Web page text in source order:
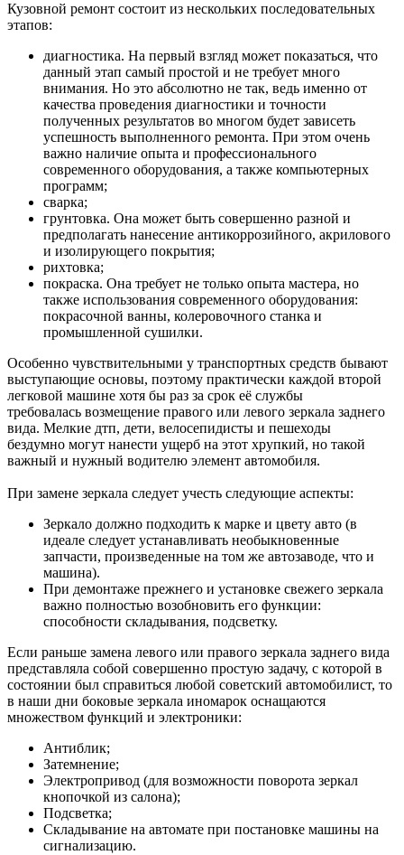
Кузовной ремонт состоит из нескольких последовательных
этапов:
диагностика. На первый взгляд может показаться, что
данный этап самый простой и не требует много
внимания. Но это абсолютно не так, ведь именно от
качества проведения диагностики и точности
полученных результатов во многом будет зависеть
успешность выполненного ремонта. При этом очень
важно наличие опыта и профессионального
современного оборудования, а также компьютерных
программ;
сварка;
грунтовка. Она может быть совершенно разной и
предполагать нанесение антикоррозийного, акрилового
и изолирующего покрытия;
рихтовка;
покраска. Она требует не только опыта мастера, но
также использования современного оборудования:
покрасочной ванны, колеровочного станка и
промышленной сушилки.
Особенно чувствительными у транспортных средств бывают
выступающие основы, поэтому практически каждой второй
легковой машине хотя бы раз за срок её службы
требовалась возмещение правого или левого зеркала заднего
вида. Мелкие дтп, дети, велосепидисты и пешеходы
бездумно могут нанести ущерб на этот хрупкий, но такой
важный и нужный водителю элемент автомобиля.
При замене зеркала следует учесть следующие аспекты:
Зеркало должно подходить к марке и цвету авто (в
идеале следует устанавливать необыкновенные
запчасти, произведенные на том же автозаводе, что и
машина).
При демонтаже прежнего и установке свежего зеркала
важно полностью возобновить его функции:
способности складывания, подсветку.
Если раньше замена левого или правого зеркала заднего вида
представляла собой совершенно простую задачу, с которой в
состоянии был справиться любой советский автомобилист, то
в наши дни боковые зеркала иномарок оснащаются
множеством функций и электроники:
Антиблик;
Затемнение;
Электропривод (для возможности поворота зеркал
кнопочкой из салона);
Подсветка;
Складывание на автомате при постановке машины на
сигнализацию.